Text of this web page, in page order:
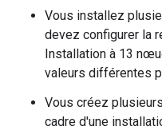
Vous installez
devez configurer la
Installation à 13
valeurs différentes
Vous créez
cadre d'une